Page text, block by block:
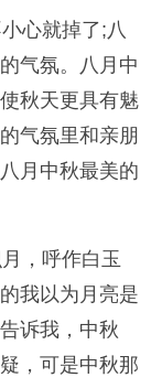
心就掉了;八
气氛。八月中
秋天更具有魅
气氛里和亲朋
月中秋最美的
，呼作白玉
我以为月亮是
诉我，中秋
，可是中秋那